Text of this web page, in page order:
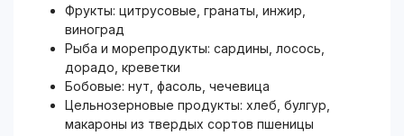
Фрукты: цитрусовые, гранаты, инжир,
виноград
Рыба и морепродукты: сардины, лосось,
дорадо, креветки
Бобовые: нут, фасоль, чечевица
Цельнозерновые продукты: хлеб, булгур,
макароны из твердых сортов пшеницы